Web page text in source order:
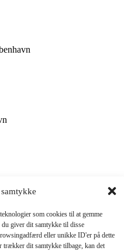
som cookies til at gemme
giver dit samtykke til disse
eller unikke ID'er på dette
dit samtykke tilbage, kan det